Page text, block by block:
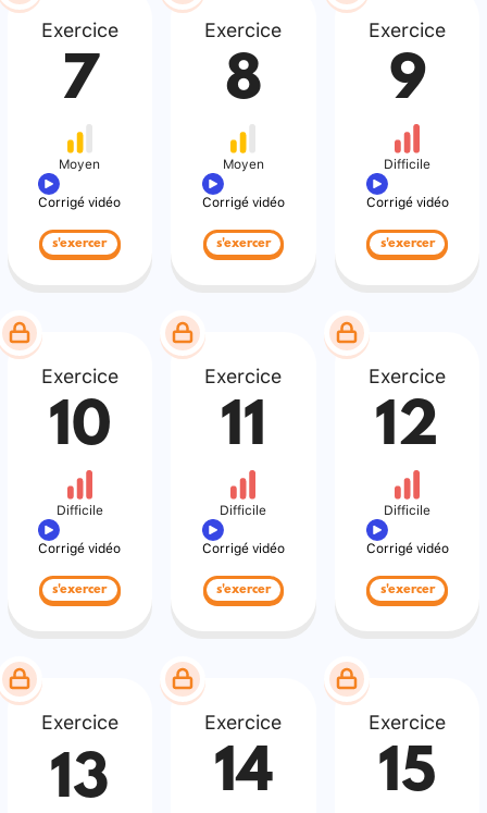
Exercice
7
Moyen
Corrigé vidéo
s'exercer
Exercice
8
Moyen
Corrigé vidéo
s'exercer
Exercice
9
Difficile
Corrigé vidéo
s'exercer
Exercice
10
Difficile
Corrigé vidéo
s'exercer
Exercice
11
Difficile
Corrigé vidéo
s'exercer
Exercice
12
Difficile
Corrigé vidéo
s'exercer
Exercice
13
Exercice
14
Exercice
15